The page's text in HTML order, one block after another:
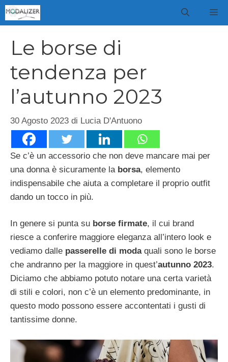
Vai
al
Le borse di
tendenza per
l’autunno 2023
30 Agosto 2023 di Lucia D'Antuono
Se c’è un accessorio che non deve mancare mai per
una donna è sicuramente la borsa, elemento
indispensabile che aiuta a completare il proprio outfit
dando un tocco in più.
In genere si punta su borse firmate, il cui brand
riesce a conferire maggiore eleganza all’intero look e
vediamo dalle passerelle di modaquali sono le borse
che andranno per la maggiore in quest’autunno 2023.
Diciamo che abbiamo potuto notare una certa varietà
di stili e colori, non c’è un elemento predominante, in
questo modo possono essere accontentati i gusti di
tantissime donne.